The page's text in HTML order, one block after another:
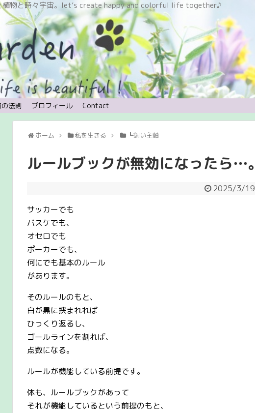
植物と時々宇宙。let’s create happy and colorful life together♪
法則 プロフィール Contact
ホーム 私を生きる ┗飼い主軸
ルールブックが無効になったら…。
2025/3/19
サッカーでも
バスケでも、
オセロでも
ポーカーでも、
何にでも基本のルール
があります。
そのルールのもと、
白が黒に挟まれれば
ひっくり返るし、
ゴールラインを割れば、
点数になる。
ルールが機能している前提です。
体も、ルールブックがあって
それが機能しているという前提のもと、